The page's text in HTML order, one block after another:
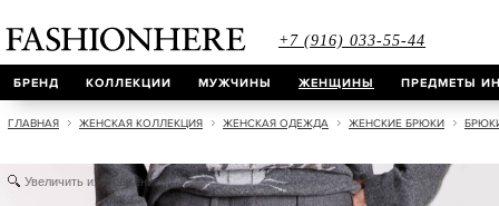
+7 (916) 033-55-44
БРЕНД КОЛЛЕКЦИИ МУЖЧИНЫ ЖЕНЩИНЫ ПРЕДМЕТЫ
ГЛАВНАЯ ЖЕНСКАЯ КОЛЛЕКЦИЯ ЖЕНСКАЯ ОДЕЖДА ЖЕНСКИЕ БРЮКИ БРЮКИ
Увеличить изображение